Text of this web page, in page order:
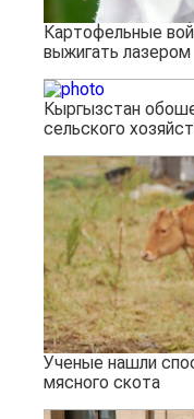
Картофельные
выжигать лазером
Кыргызстан
сельского
Ученые нашли
мясного скота